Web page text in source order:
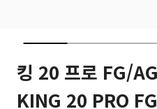
킹 20 프로 FG/AG
KING 20 PRO